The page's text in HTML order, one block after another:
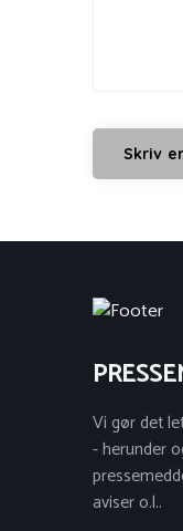
Vi gør det
- herunder
aviser o.l..